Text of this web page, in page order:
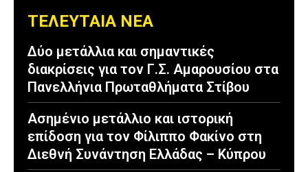
ΤΕΛΕΥΤΑΙΑ ΝΕΑ
Δύο μετάλλια και σημαντικές
διακρίσεις για τον Γ.Σ. Αμαρουσίου στα
Πανελλήνια Πρωταθλήματα Στίβου
Ασημένιο μετάλλιο και ιστορική
επίδοση για τον Φίλιππο Φακίνο στη
Διεθνή Συνάντηση Ελλάδας – Κύπρου